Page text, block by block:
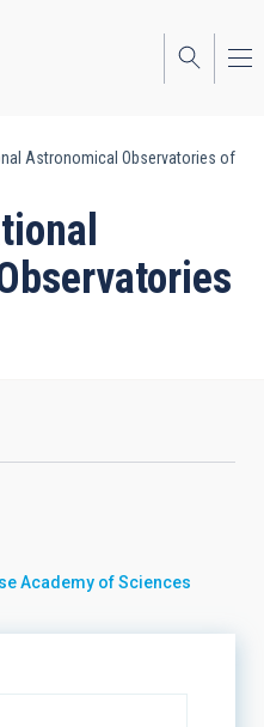
Astronomical Observatories of
Academy of Sciences